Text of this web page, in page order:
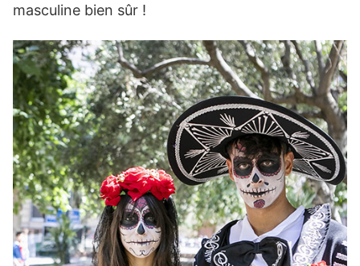
masculine bien sûr !